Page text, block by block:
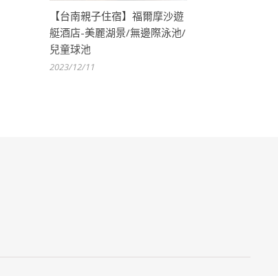
【台南親子住宿】福爾摩沙遊
艇酒店-美麗湖景/無邊際泳池/
兒童球池
2023/12/11